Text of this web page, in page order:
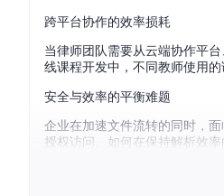
跨平台协作的效率损耗
当律师团队需要从云端协作平
线课程开发中，不同教师使用
安全与效率的平衡难题
企业在加速文件流转的同时，
授权访问。如何在保持解析效
二、技术原理解析：像